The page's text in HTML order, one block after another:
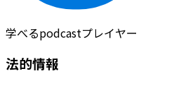
学べるpodcastプレイヤー
法的情報